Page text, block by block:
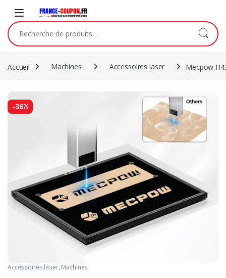
Accueil Machines Accessoires laser Mecpow
-36%
Accessoires laser, Machines